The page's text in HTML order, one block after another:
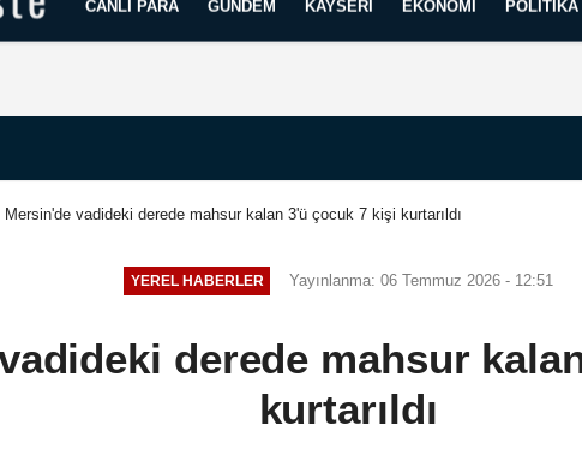
Dinle
CANLI PARA GÜNDEM KAYSERI EKONOMI POLITIKA
Mersin'de vadideki derede mahsur kalan 3'ü çocuk 7 kişi kurtarıldı
YEREL HABERLER Yayınlanma: 06 Temmuz 2026 - 12:51
derede mahsur
kurtarıldı